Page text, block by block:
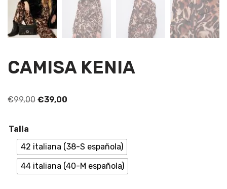
CAMISA KENIA
€99,00 €39,00
Talla
42 italiana (38-S española)
44 italiana (40-M española)